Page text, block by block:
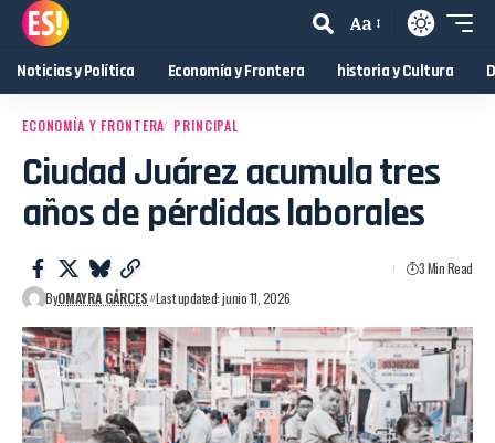
Aa
Noticias y Política Economía y Frontera historia y Cultura
ECONOMÍA Y FRONTERA PRINCIPAL
Ciudad Juárez acumula tres
años de pérdidas laborales
ByOMAYRA GÁRCES Last updated: junio 11, 2026
3 Min Read